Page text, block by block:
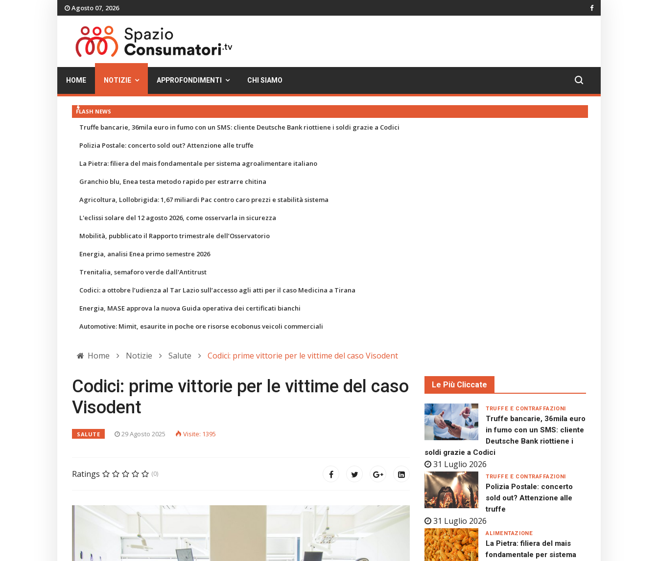
Agosto 07, 2026
HOME NOTIZIE APPROFONDIMENTI CHI SIAMO
FLASH NEWS
Truffe bancarie, 36mila euro in fumo con un SMS: cliente Deutsche Bank riottiene i soldi grazie a Codici
Polizia Postale: concerto sold out? Attenzione alle truffe
La Pietra: filiera del mais fondamentale per sistema agroalimentare italiano
Granchio blu, Enea testa metodo rapido per estrarre chitina
Agricoltura, Lollobrigida: 1,67 miliardi Pac contro caro prezzi e stabilità sistema
L'eclissi solare del 12 agosto 2026, come osservarla in sicurezza
Mobilità, pubblicato il Rapporto trimestrale dell’Osservatorio
Energia, analisi Enea primo semestre 2026
Trenitalia, semaforo verde dall'Antitrust
Codici: a ottobre l’udienza al Tar Lazio sull’accesso agli atti per il caso Medicina a Tirana
Energia, MASE approva la nuova Guida operativa dei certificati bianchi
Automotive: Mimit, esaurite in poche ore risorse ecobonus veicoli commerciali
Home Notizie Salute Codici: prime vittorie per le vittime del caso Visodent
Codici: prime vittorie per le vittime del caso
Visodent
SALUTE 29 Agosto 2025 Visite: 1395
Ratings (0)
Le Più Cliccate
Truffe bancarie, 36mila euro
in fumo con un SMS: cliente
Deutsche Bank riottiene i
soldi grazie a Codici
31 Luglio 2026
TRUFFE E CONTRAFFAZIONI
Polizia Postale: concerto
sold out? Attenzione alle
truffe
31 Luglio 2026
TRUFFE E CONTRAFFAZIONI
La Pietra: filiera del mais
fondamentale per sistema
ALIMENTAZIONE